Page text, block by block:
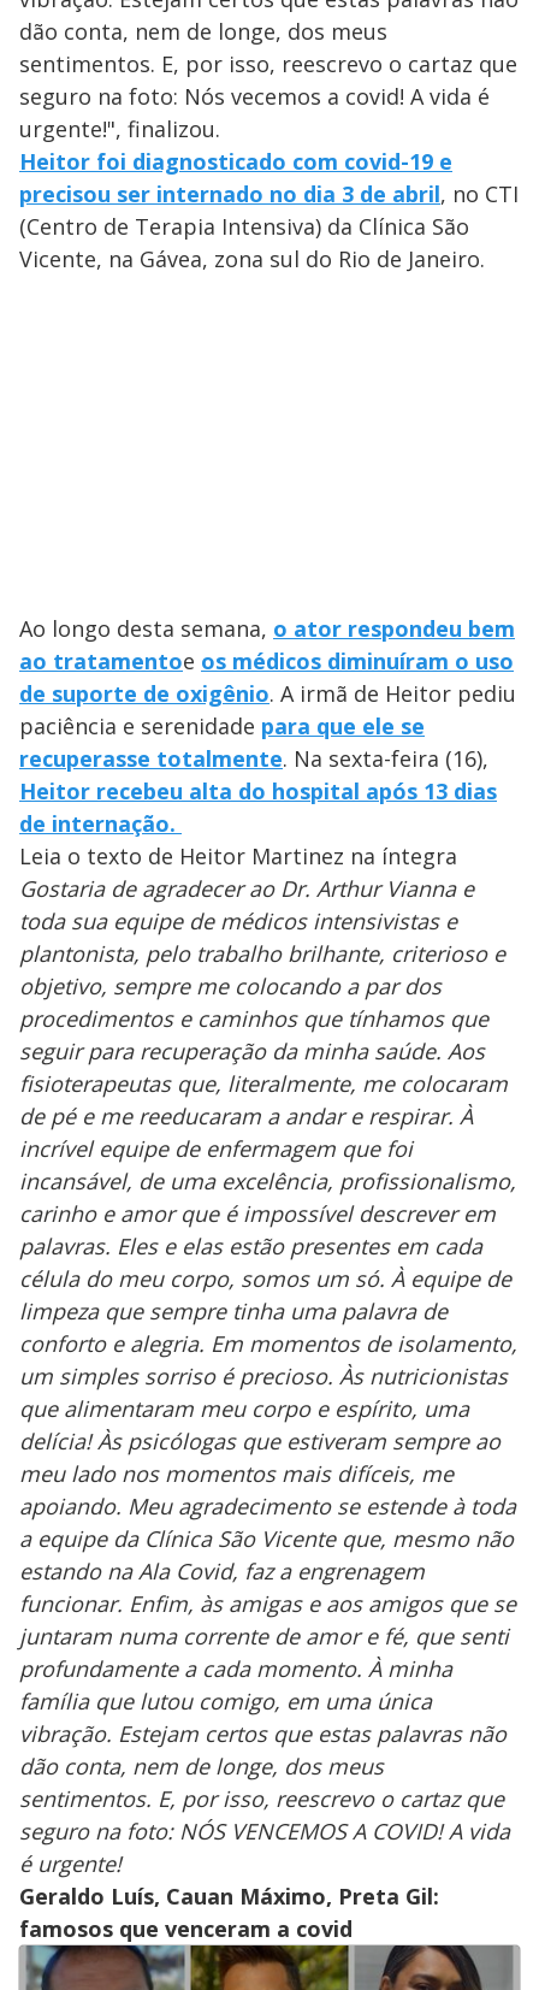
dão conta, nem de longe, dos meus
sentimentos. E, por isso, reescrevo o cartaz que
seguro na foto: Nós vecemos a covid! A vida é
urgente!", finalizou.
Heitor foi diagnosticado com covid-19 e
precisou ser internado no dia 3 de abril, no CTI
(Centro de Terapia Intensiva) da Clínica São
Vicente, na Gávea, zona sul do Rio de Janeiro.
Ao longo desta semana, o ator respondeu bem
ao tratamentoe os médicos diminuíram o uso
de suporte de oxigênio. A irmã de Heitor pediu
paciência e serenidade para que ele se
recuperasse totalmente. Na sexta-feira (16),
Heitor recebeu alta do hospital após 13 dias
de internação.
Leia o texto de Heitor Martinez na íntegra
Gostaria de agradecer ao Dr. Arthur Vianna e
toda sua equipe de médicos intensivistas e
plantonista, pelo trabalho brilhante, criterioso e
objetivo, sempre me colocando a par dos
procedimentos e caminhos que tínhamos que
seguir para recuperação da minha saúde. Aos
fisioterapeutas que, literalmente, me colocaram
de pé e me reeducaram a andar e respirar. À
incrível equipe de enfermagem que foi
incansável, de uma excelência, profissionalismo,
carinho e amor que é impossível descrever em
palavras. Eles e elas estão presentes em cada
célula do meu corpo, somos um só. À equipe de
limpeza que sempre tinha uma palavra de
conforto e alegria. Em momentos de isolamento,
um simples sorriso é precioso. Às nutricionistas
que alimentaram meu corpo e espírito, uma
delícia! Às psicólogas que estiveram sempre ao
meu lado nos momentos mais difíceis, me
apoiando. Meu agradecimento se estende à toda
a equipe da Clínica São Vicente que, mesmo não
estando na Ala Covid, faz a engrenagem
funcionar. Enfim, às amigas e aos amigos que se
juntaram numa corrente de amor e fé, que senti
profundamente a cada momento. À minha
família que lutou comigo, em uma única
vibração. Estejam certos que estas palavras não
dão conta, nem de longe, dos meus
sentimentos. E, por isso, reescrevo o cartaz que
seguro na foto: NÓS VENCEMOS A COVID! A vida
é urgente!
Geraldo Luís, Cauan Máximo, Preta Gil:
famosos que venceram a covid